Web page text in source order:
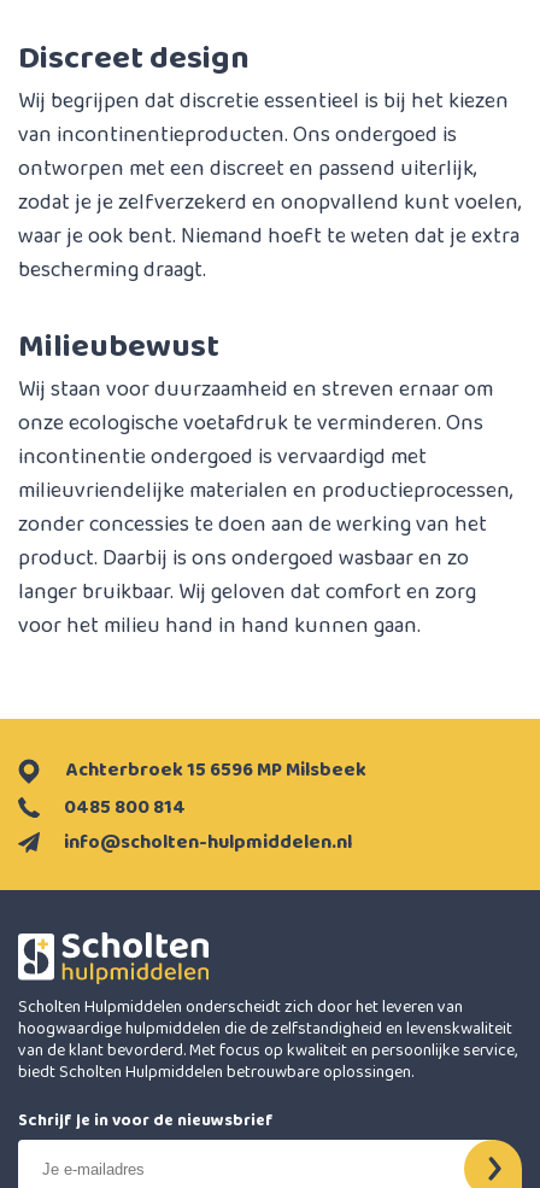
Discreet design
Wij begrijpen dat discretie essentieel is bij het kiezen
van incontinentieproducten. Ons ondergoed is
ontworpen met een discreet en passend uiterlijk,
zodat je je zelfverzekerd en onopvallend kunt voelen,
waar je ook bent. Niemand hoeft te weten dat je extra
bescherming draagt.
Milieubewust
Wij staan voor duurzaamheid en streven ernaar om
onze ecologische voetafdruk te verminderen. Ons
incontinentie ondergoed is vervaardigd met
milieuvriendelijke materialen en productieprocessen,
zonder concessies te doen aan de werking van het
product. Daarbij is ons ondergoed wasbaar en zo
langer bruikbaar. Wij geloven dat comfort en zorg
voor het milieu hand in hand kunnen gaan.
info@scholten-hulpmiddelen.nl
0485 800 814
Achterbroek 15 6596 MP Milsbeek
Scholten Hulpmiddelen onderscheidt zich door het leveren van
hoogwaardige hulpmiddelen die de zelfstandigheid en levenskwaliteit
van de klant bevorderd. Met focus op kwaliteit en persoonlijke service,
biedt Scholten Hulpmiddelen betrouwbare oplossingen.
Schrijf je in voor de nieuwsbrief